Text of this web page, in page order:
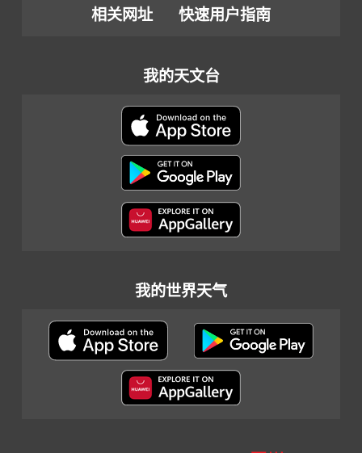
相关网址
快速用户指南
我的天文台
我的世界天气